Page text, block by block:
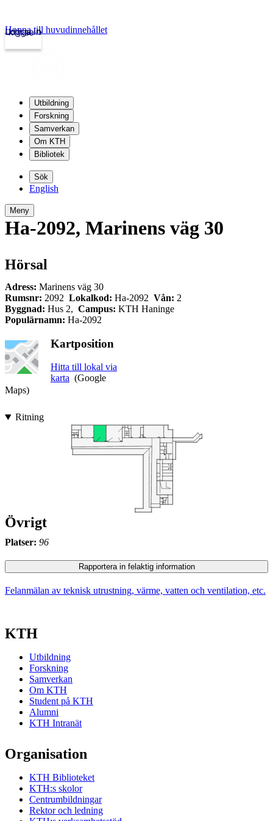
kth.se
Logga in
Hoppa till huvudinnehållet
Utbildning
Forskning
Samverkan
Om KTH
Bibliotek
Sök
English
Meny
Ha-2092, Marinens väg 30
Hörsal
Adress: Marinens väg 30
Rumsnr: 2092 Lokalkod: Ha-2092 Vån: 2
Byggnad: Hus 2, Campus: KTH Haninge
Populärnamn: Ha-2092
Kartposition
Hitta till lokal via
karta (Google
Maps)
Ritning
Övrigt
Platser: 96
Rapportera in felaktig information
Felanmälan av teknisk utrustning, värme, vatten och ventilation, etc.
KTH
Utbildning
Forskning
Samverkan
Om KTH
Student på KTH
Alumni
KTH Intranät
Organisation
KTH Biblioteket
KTH:s skolor
Centrumbildningar
Rektor och ledning